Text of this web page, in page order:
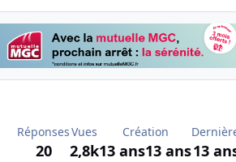
Réponses
20
Vues
2,8k
Création
13 ans13 ans13